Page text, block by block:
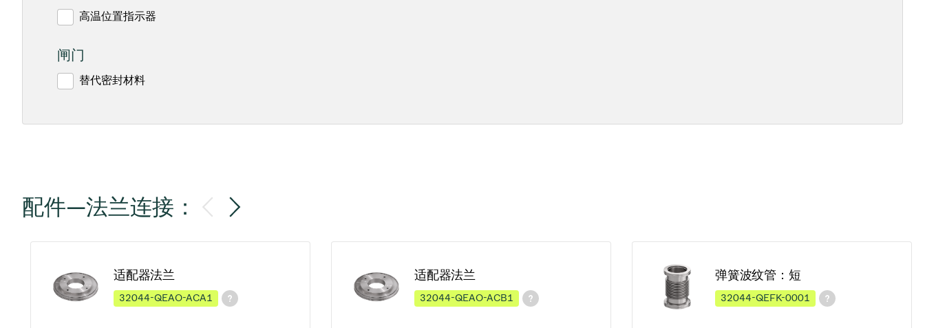
高温位置指示器
闸门
替代密封材料
配件—法兰连接：
适配器法兰
32044-QEAO-ACA1
适配器法兰
32044-QEAO-ACB1
弹簧波纹管：短
32044-QEFK-0001